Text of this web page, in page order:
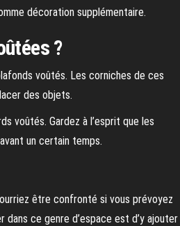
décoration supplémentaire.
?
voûtés. Les corniches de ces
des objets.
voûtés. Gardez à l’esprit que les
un certain temps.
être confronté si vous prévoyez
ce genre d’espace est d’y ajouter